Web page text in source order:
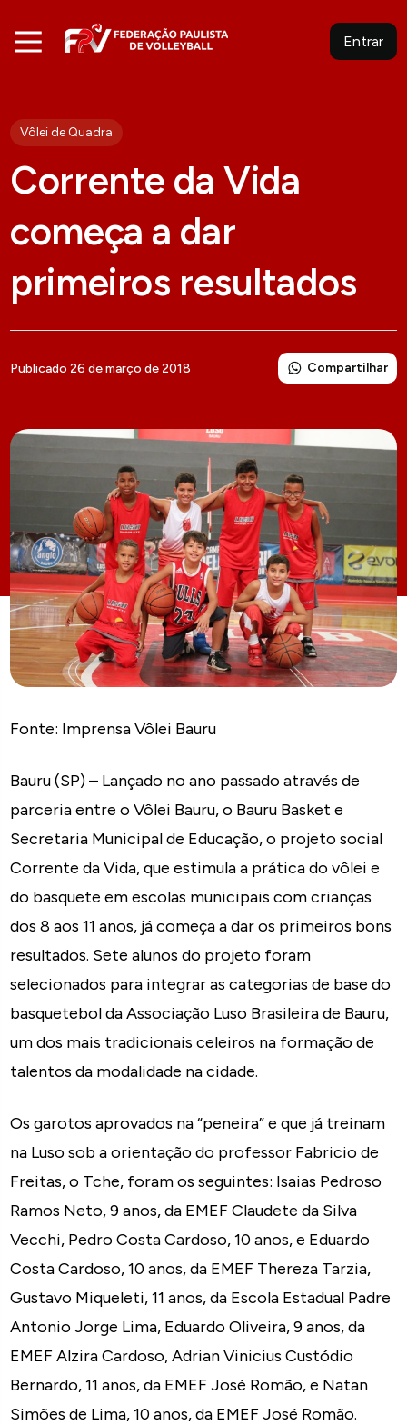
Entrar
Vôlei de Quadra
Corrente da Vida
começa a dar
primeiros resultados
Publicado 26 de março de 2018 Compartilhar
Fonte: Imprensa Vôlei Bauru
Bauru (SP) – Lançado no ano passado através de
parceria entre o Vôlei Bauru, o Bauru Basket e
Secretaria Municipal de Educação, o projeto social
Corrente da Vida, que estimula a prática do vôlei e
do basquete em escolas municipais com crianças
dos 8 aos 11 anos, já começa a dar os primeiros bons
resultados. Sete alunos do projeto foram
selecionados para integrar as categorias de base do
basquetebol da Associação Luso Brasileira de Bauru,
um dos mais tradicionais celeiros na formação de
talentos da modalidade na cidade.
Os garotos aprovados na “peneira” e que já treinam
na Luso sob a orientação do professor Fabricio de
Freitas, o Tche, foram os seguintes: Isaias Pedroso
Ramos Neto, 9 anos, da EMEF Claudete da Silva
Vecchi, Pedro Costa Cardoso, 10 anos, e Eduardo
Costa Cardoso, 10 anos, da EMEF Thereza Tarzia,
Gustavo Miqueleti, 11 anos, da Escola Estadual Padre
Antonio Jorge Lima, Eduardo Oliveira, 9 anos, da
EMEF Alzira Cardoso, Adrian Vinicius Custódio
Bernardo, 11 anos, da EMEF José Romão, e Natan
Simões de Lima, 10 anos, da EMEF José Romão.